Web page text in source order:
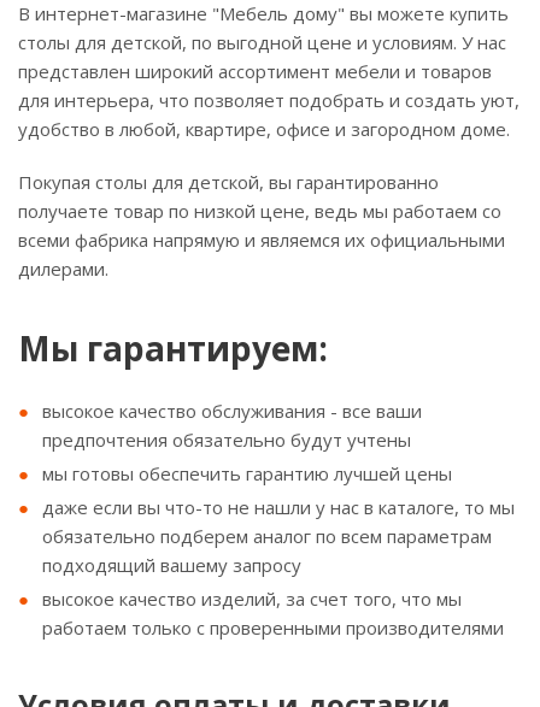
В интернет-магазине "Мебель дому" вы можете купить
столы для детской, по выгодной цене и условиям. У нас
представлен широкий ассортимент мебели и товаров
для интерьера, что позволяет подобрать и создать уют,
удобство в любой, квартире, офисе и загородном доме.
Покупая столы для детской, вы гарантированно
получаете товар по низкой цене, ведь мы работаем со
всеми фабрика напрямую и являемся их официальными
дилерами.
Мы гарантируем:
высокое качество обслуживания - все ваши
предпочтения обязательно будут учтены
мы готовы обеспечить гарантию лучшей цены
даже если вы что-то не нашли у нас в каталоге, то мы
обязательно подберем аналог по всем параметрам
подходящий вашему запросу
высокое качество изделий, за счет того, что мы
работаем только с проверенными производителями